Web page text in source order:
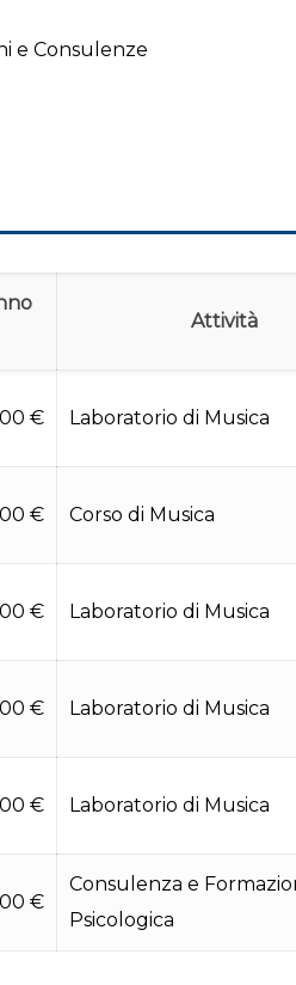
e Consulenze
Attività
€ Laboratorio di Musica
€ Corso di Musica
€ Laboratorio di Musica
€ Laboratorio di Musica
€ Laboratorio di Musica
€
Consulenza e
Psicologica